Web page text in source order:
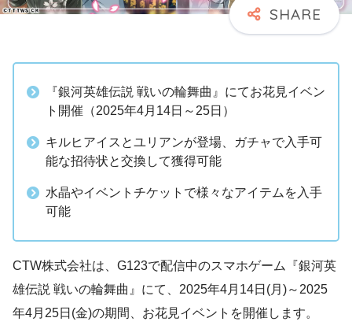
『銀河英雄伝説 戦いの輪舞曲』にてお花見イベン
ト開催（2025年4月14日～25日）
キルヒアイスとユリアンが登場、ガチャで入手可
能な招待状と交換して獲得可能
水晶やイベントチケットで様々なアイテムを入手
可能
CTW株式会社は、G123で配信中のスマホゲーム『銀河英
雄伝説 戦いの輪舞曲』にて、2025年4月14日(月)～2025
年4月25日(金)の期間、お花見イベントを開催します。